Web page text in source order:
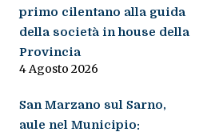
primo cilentano alla guida
della società in house della
Provincia
4 Agosto 2026
San Marzano sul Sarno,
aule nel Municipio: